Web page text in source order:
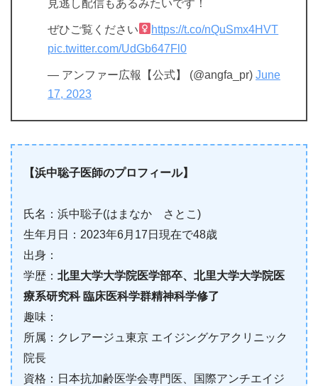
見逃し配信もあるみたいです！
ぜひご覧ください‍
https://t.co/nQuSmx4HVT
pic.twitter.com/UdGb647Fl0
— アンファー広報【公式】 (@angfa_pr) June
17, 2023
【浜中聡子医師のプロフィール】
氏名：浜中聡子(はまなか さとこ)
生年月日：2023年6月17日現在で48歳
出身：
学歴： 北里大学大学院医学部卒、北里大学大学院医
療系研究科 臨床医科学群精神科学修了
趣味：
所属：クレアージュ東京 エイジングケアクリニック
院長
資格：日本抗加齢医学会専門医、国際アンチエイジ